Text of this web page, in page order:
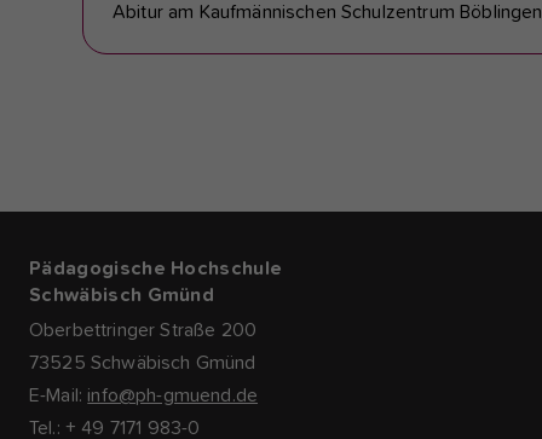
Abitur am Kaufmännischen Schulzentrum Böblingen
Pädagogische Hochschule
Schwäbisch Gmünd
Oberbettringer Straße 200
73525 Schwäbisch Gmünd
E-Mail: info@ph-gmuend.de
Tel.: + 49 7171 983-0